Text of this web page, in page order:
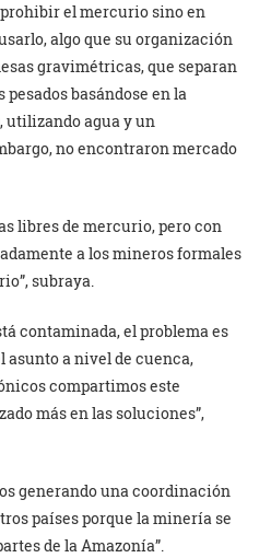
el mercurio sino en
algo que su organización
gravimétricas, que separan
basándose en la
utilizando agua y un
no encontraron mercado
libres de mercurio, pero con
a los mineros formales
subraya.
contaminada, el problema es
asunto a nivel de cuenca,
compartimos este
más en las soluciones”,
generando una coordinación
países porque la minería se
de la Amazonía”.